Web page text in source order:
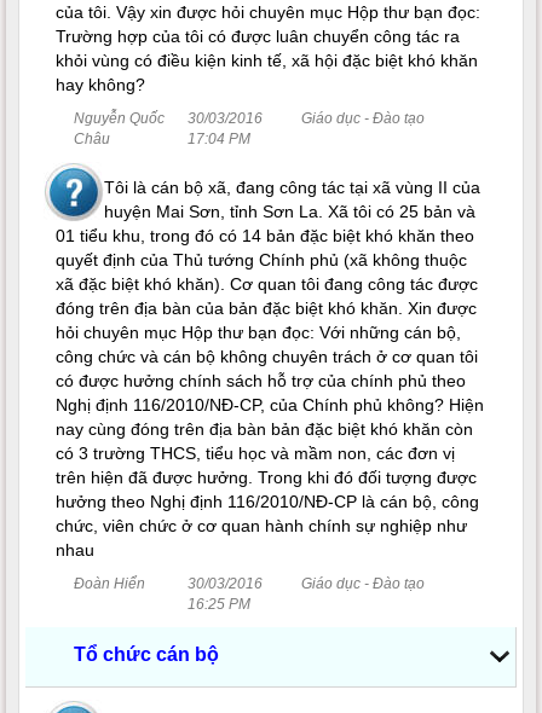
của tôi. Vậy xin được hỏi chuyên mục Hộp thư bạn đọc:
Trường hợp của tôi có được luân chuyển công tác ra
khỏi vùng có điều kiện kinh tế, xã hội đặc biệt khó khăn
hay không?
Nguyễn Quốc
Châu
30/03/2016
17:04 PM
Giáo dục - Đào tạo
Tôi là cán bộ xã, đang công tác tại xã vùng II của
huyện Mai Sơn, tỉnh Sơn La. Xã tôi có 25 bản và
01 tiểu khu, trong đó có 14 bản đặc biệt khó khăn theo
quyết định của Thủ tướng Chính phủ (xã không thuộc
xã đặc biệt khó khăn). Cơ quan tôi đang công tác được
đóng trên địa bàn của bản đặc biệt khó khăn. Xin được
hỏi chuyên mục Hộp thư bạn đọc: Với những cán bộ,
công chức và cán bộ không chuyên trách ở cơ quan tôi
có được hưởng chính sách hỗ trợ của chính phủ theo
Nghị định 116/2010/NĐ-CP, của Chính phủ không? Hiện
nay cùng đóng trên địa bàn bản đặc biệt khó khăn còn
có 3 trường THCS, tiểu học và mầm non, các đơn vị
trên hiện đã được hưởng. Trong khi đó đối tượng được
hưởng theo Nghị định 116/2010/NĐ-CP là cán bộ, công
chức, viên chức ở cơ quan hành chính sự nghiệp như
nhau
Đoàn Hiển
30/03/2016
16:25 PM
Giáo dục - Đào tạo
Tổ chức cán bộ